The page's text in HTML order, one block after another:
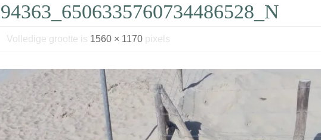
Volledige grootte is 1560 × 1170 pixels